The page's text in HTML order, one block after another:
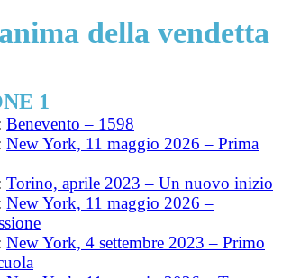
della vendetta
1
Benevento – 1598
New York, 11 maggio 2026 – Prima
Torino, aprile 2023 – Un nuovo inizio
New York, 11 maggio 2026 –
New York, 4 settembre 2023 – Primo